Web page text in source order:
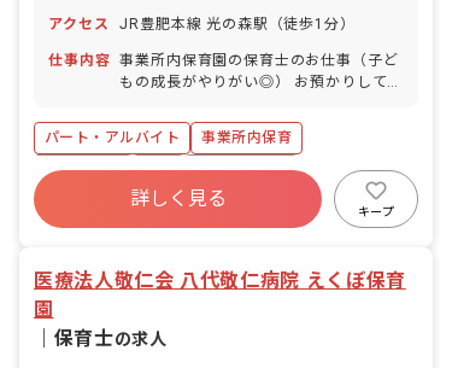
アクセス JR豊肥本線 光の森駅（徒歩1分）
仕事内容 事業所内保育園の保育士のお仕事（子ど
もの成長がやりがい◎） お預かりしてい
す。 ・食事・睡眠・排泄・清潔・衣類の
着脱等 ・集団生活を通じた社会性の装着
・行事の計画・実行、お知らせの作成
パート・アルバイト
事業所内保育
複数園あり
有給
福利厚生充実
産休育休制度
未経験歓迎
詳しく見る
キープ
医療法人敬仁会 八代敬仁病院 えくぼ保育
園
保育士の求人